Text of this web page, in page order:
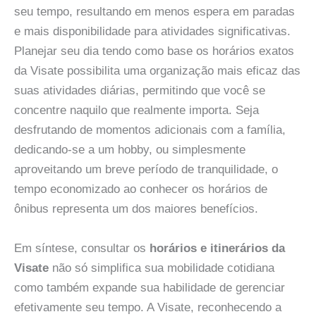
seu tempo, resultando em menos espera em paradas
e mais disponibilidade para atividades significativas.
Planejar seu dia tendo como base os horários exatos
da Visate possibilita uma organização mais eficaz das
suas atividades diárias, permitindo que você se
concentre naquilo que realmente importa. Seja
desfrutando de momentos adicionais com a família,
dedicando-se a um hobby, ou simplesmente
aproveitando um breve período de tranquilidade, o
tempo economizado ao conhecer os horários de
ônibus representa um dos maiores benefícios.
Em síntese, consultar os horários e itinerários da
Visate não só simplifica sua mobilidade cotidiana
como também expande sua habilidade de gerenciar
efetivamente seu tempo. A Visate, reconhecendo a